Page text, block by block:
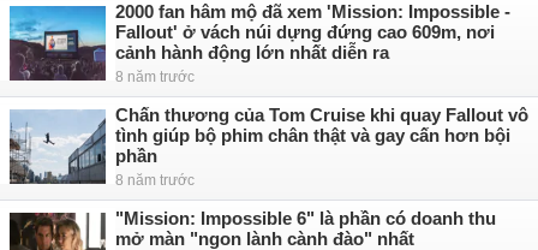
2000 fan hâm mộ đã xem 'Mission: Impossible -
Fallout' ở vách núi dựng đứng cao 609m, nơi
cảnh hành động lớn nhất diễn ra
8 năm trước
Chấn thương của Tom Cruise khi quay Fallout vô
tình giúp bộ phim chân thật và gay cấn hơn bội
phần
8 năm trước
"Mission: Impossible 6" là phần có doanh thu
mở màn "ngon lành cành đào" nhất